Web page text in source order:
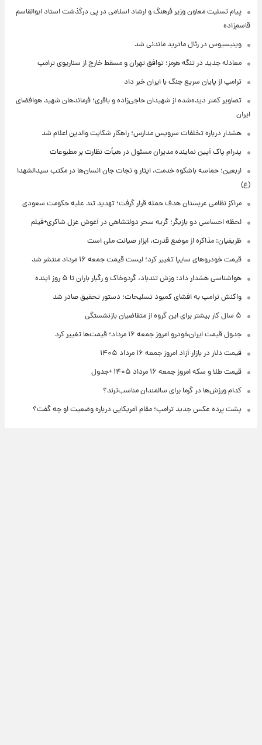
پیام تسلیت معاون وزیر فرهنگ و ارشاد اسلامی در پی درگذشت استاد ابوالقاسم
قاسم‌زاده
وینیسیوس در رئال مادرید ماندنی شد
معادله جدید در تنگه هرمز؛ توافق تهران و مسقط خارج از سناریوی ترامپ
ترامپ از پایان سریع جنگ با ایران خبر داد
تصاویر کمتر دیده‌شده از شهیدان حاجی‌زاده و باقری؛ فرماندهان شهید هوافضای
ایران
هشدار درباره تخلفات سرویس مدارس؛ راهکار شکایت والدین اعلام شد
پدرام پاک آیین نماینده مدیران مسئول در هیأت نظارت بر مطبوعات
اربعین؛ حماسه باشکوه خدمت، ایثار و نجات جان انسان‌ها در مکتب سیدالشهدا
(ع)
مراکز نظامی عربستان هدف حمله قرار گرفت؛ تهدید تند علیه حکومت سعودی
لحظه احساسی دو بازیگر؛ گریه سحر دولتشاهی در آغوش غزل شاکری+فیلم
ظریفیان: مذاکره از موضع قدرت، ابزار صیانت ملی است
قیمت خودروهای سایپا تغییر کرد؛ لیست قیمت جمعه ۱۶ مرداد منتشر شد
هواشناسی هشدار داد: وزش تندباد، گردوخاک و رگبار باران تا ۵ روز آینده
واکنش ترامپ به افشای کمبود تسلیحات؛ دستور تحقیق صادر شد
۵ سال کار بیشتر برای این گروه از متقاضیان بازنشستگی
جدول قیمت ایران‌خودرو امروز جمعه ۱۶ مرداد؛ قیمت‌ها تغییر کرد
قیمت دلار در بازار آزاد امروز جمعه ۱۶ مرداد ۱۴۰۵
قیمت طلا و سکه امروز جمعه ۱۶ مرداد ۱۴۰۵ +جدول
کدام ورزش‌ها در گرما برای سالمندان مناسب‌ترند؟
پشت پرده عکس جدید ترامپ؛ مقام آمریکایی درباره وضعیت او چه گفت؟